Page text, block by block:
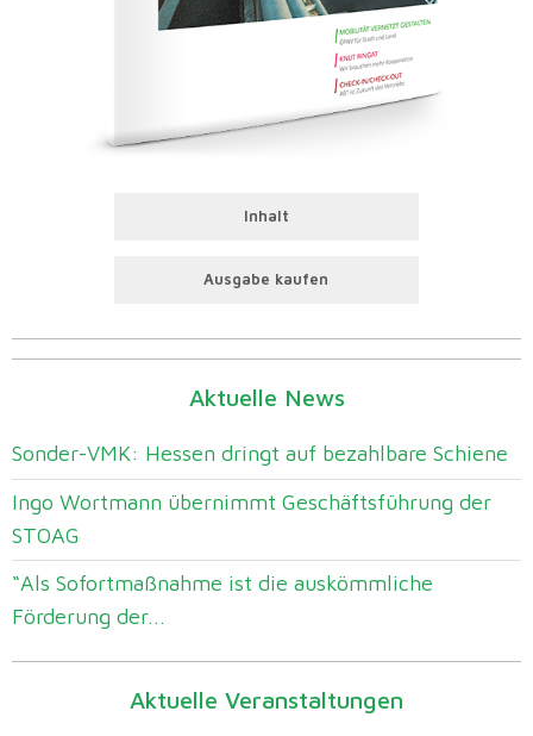
Inhalt
Ausgabe kaufen
Aktuelle News
Sonder-VMK: Hessen dringt auf bezahlbare Schiene
Ingo Wortmann übernimmt Geschäftsführung der
STOAG
“Als Sofortmaßnahme ist die auskömmliche
Förderung der...
Aktuelle Veranstaltungen